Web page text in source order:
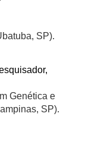
SP).
Genética e
SP).